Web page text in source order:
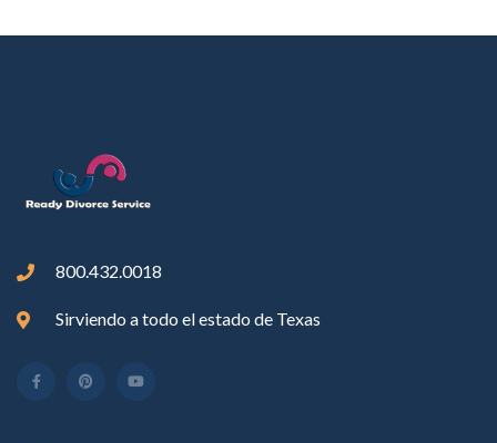
800.432.0018
Sirviendo a todo el estado de Texas